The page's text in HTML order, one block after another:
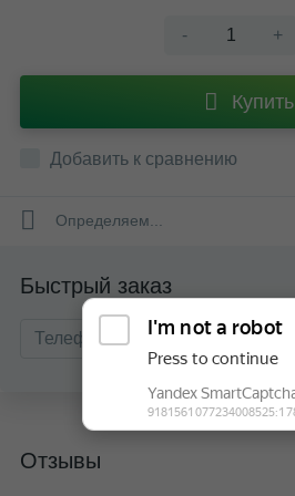
- +
Купить
Добавить к сравнению
Определяем...
Быстрый заказ
Отзывы